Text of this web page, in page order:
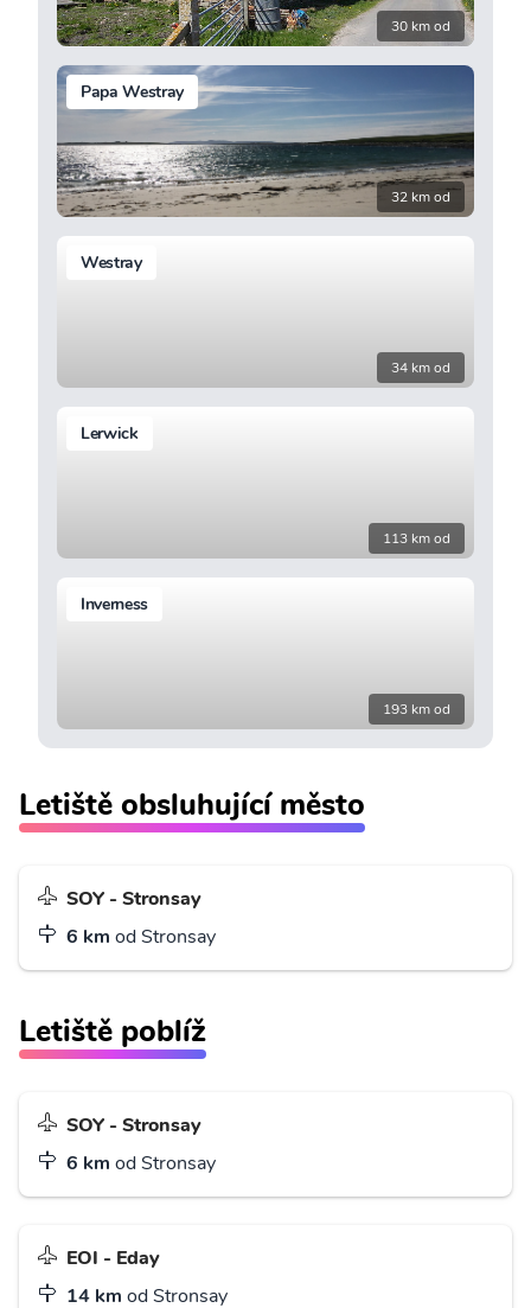
30 km od
Papa Westray
32 km od
Westray
34 km od
Lerwick
113 km od
Inverness
193 km od
Letiště obsluhující město
SOY - Stronsay
6 km od Stronsay
Letiště poblíž
SOY - Stronsay
6 km od Stronsay
EOI - Eday
14 km od Stronsay